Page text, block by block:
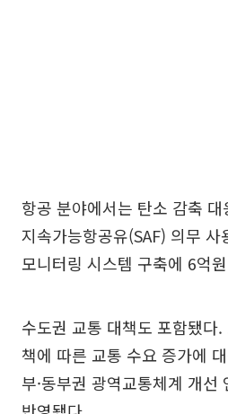
항공 분야에서는 탄소 감축
지속가능항공유(SAF) 의무
모니터링 시스템 구축에 6억
수도권 교통 대책도 포함됐다
책에 따른 교통 수요 증가에
부·동부권 광역교통체계 개